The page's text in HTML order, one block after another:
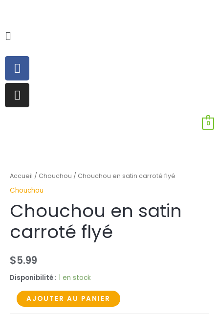
contenu
Main
MenuFacebook
Instagram
0
Accueil / Chouchou / Chouchou en satin carroté flyé
Chouchou
Chouchou en satin
carroté flyé
$5.99
Disponibilité : 1 en stock
Chouchou
en
carroté
AJOUTER AU PANIER